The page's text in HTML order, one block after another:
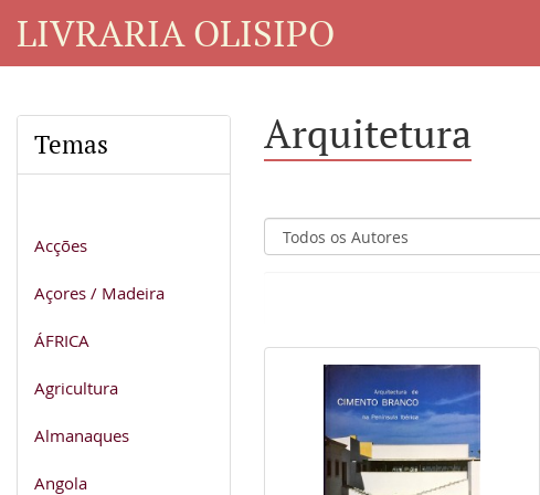
LIVRARIA OLISIPO
Temas
Acções
Açores / Madeira
ÁFRICA
Agricultura
Almanaques
Angola
Arquitetura